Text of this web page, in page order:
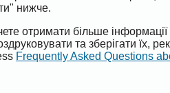
нижче.
отримати більше
та зберігати їх,
Frequently Asked Questions